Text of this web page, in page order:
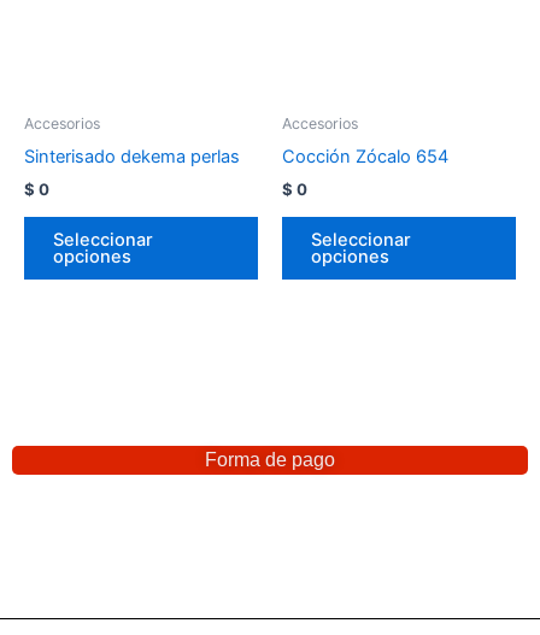
Accesorios
Sinterisado dekema perlas
$ 0
Seleccionar
opciones
Accesorios
Cocción Zócalo 654
$ 0
Seleccionar
opciones
Forma de pago